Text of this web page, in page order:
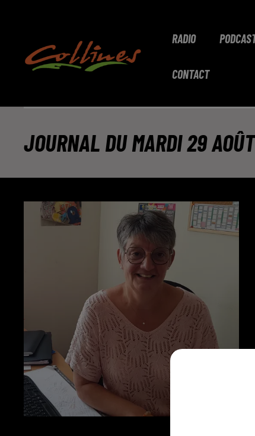
RADIO
CONTACT
JOURNAL DU MARDI 29